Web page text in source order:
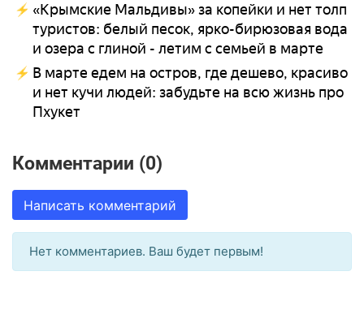
«Крымские Мальдивы» за копейки и нет толп
туристов: белый песок, ярко-бирюзовая вода
и озера с глиной - летим с семьей в марте
В марте едем на остров, где дешево, красиво
и нет кучи людей: забудьте на всю жизнь про
Пхукет
Комментарии (0)
Написать комментарий
Нет комментариев. Ваш будет первым!